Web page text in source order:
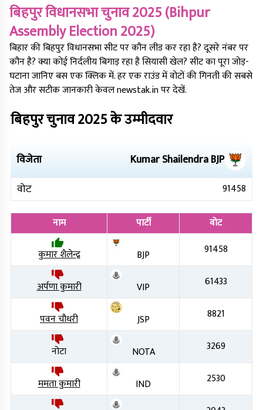
बिहपुरविधानसभा चुनाव 2025 (Bihpur
Assembly Election 2025)
बिहार कीबिहपुरविधानसभा सीट पर कौन लीड कर रहा है? दूसरे नंबर पर
कौन है? क्या कोई निर्दलीय बिगाड़ रहा है सियासी खेल? सीट का पूरा जोड़-
घटाना जानिए बस एक क्लिक में. हर एक राउंड में वोटों की गिनती की सबसे
तेज और सटीक जानकारी केवल newstak.in पर देखें.
बिहपुरचुनाव2025के उम्मीदवार
विजेता Kumar ShailendraBJP
वोट
91458
नाम पार्टी
वोट
कुमार शैलेन्द्र
BJP 91458
अर्पणा कुमारी VIP 61433
पवन चौधरी JSP 8821
नोटा NOTA 3269
ममता कुमारी IND 2530